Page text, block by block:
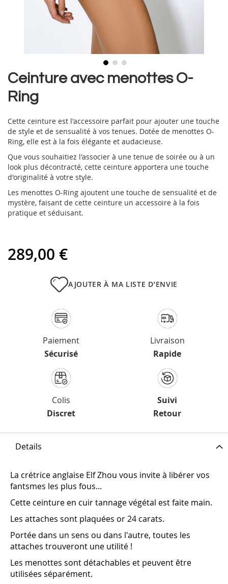
Skip
the
beginning
the
images
gallery
Ceinture avec menottes O-
Ring
Cette ceinture est l'accessoire parfait pour ajouter une touche
de style et de sensualité à vos tenues. Dotée de menottes O-
Ring, elle est à la fois élégante et audacieuse.
Que vous souhaitiez l'associer à une tenue de soirée ou à un
look plus décontracté, cette ceinture apportera une touche
d'originalité à votre style.
Les menottes O-Ring ajoutent une touche de sensualité et de
mystère, faisant de cette ceinture un accessoire à la fois
pratique et séduisant.
289,00 €
AJOUTER À MA LISTE D’ENVIE
Paiement
Sécurisé
Livraison
Rapide
Colis
Discret
Suivi
Retour
Details
La crétrice anglaise Elf Zhou vous invite à libérer vos
fantsmes les plus fous...
Cette ceinture en cuir tannage végétal est faite main.
Les attaches sont plaquées or 24 carats.
Portée dans un sens ou dans l'autre, toutes les
attaches trouveront une utilité !
Les menottes sont détachables et peuvent être
utilisées séparément.